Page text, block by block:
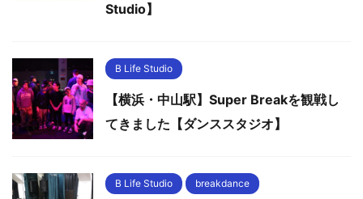
Studio】
B Life Studio
【横浜・中山駅】Super Breakを観戦し
てきました【ダンススタジオ】
B Life Studio breakdance